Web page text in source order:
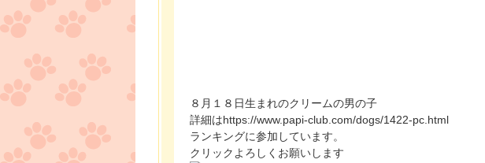
８月１８日生まれのクリームの男の子
詳細はhttps://www.papi-club.com/dogs/1422-pc.html
ランキングに参加しています。
クリックよろしくお願いします